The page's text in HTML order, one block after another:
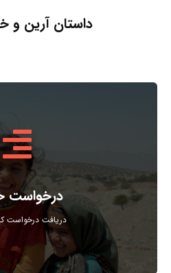
داستان آرین و
درخواست
دریافت درخواست
افزایش حمایت های مردمی ،
همچنین جمع آوری حمایت های
.